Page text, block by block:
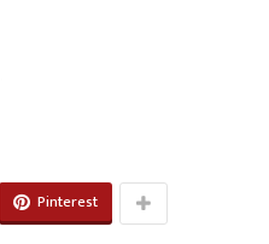
Pinterest